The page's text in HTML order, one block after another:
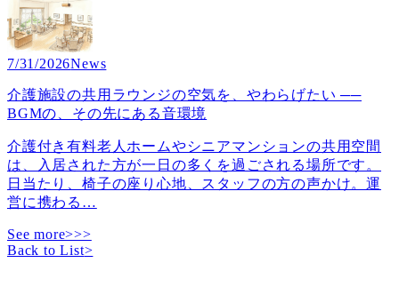
7/31/2026News
介護施設の共用ラウンジの空気を、やわらげたい ──
BGMの、その先にある音環境
介護付き有料老人ホームやシニアマンションの共用空間
は、入居された方が一日の多くを過ごされる場所です。
日当たり、椅子の座り心地、スタッフの方の声かけ。運
営に携わる …
See more>>>
Back to List>